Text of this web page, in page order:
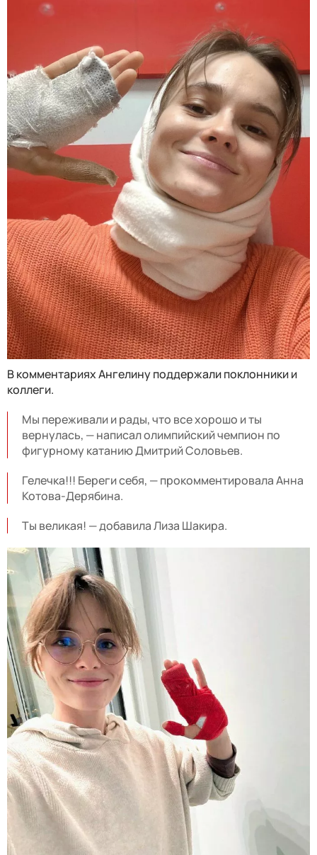
В комментариях Ангелину поддержали поклонники и
коллеги.
Мы переживали и рады, что все хорошо и ты
вернулась, — написал олимпийский чемпион по
фигурному катанию Дмитрий Соловьев.
Гелечка!!! Береги себя, — прокомментировала Анна
Котова-Дерябина.
Ты великая! — добавила Лиза Шакира.